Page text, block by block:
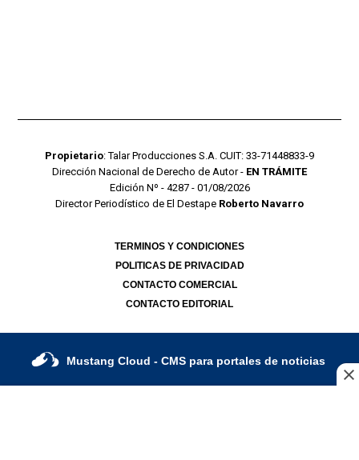
Propietario: Talar Producciones S.A. CUIT: 33-71448833-9
Dirección Nacional de Derecho de Autor - EN TRÁMITE
Edición Nº - 4287 - 01/08/2026
Director Periodístico de El Destape Roberto Navarro
TERMINOS Y CONDICIONES
POLITICAS DE PRIVACIDAD
CONTACTO COMERCIAL
CONTACTO EDITORIAL
Mustang Cloud - CMS para portales de noticias